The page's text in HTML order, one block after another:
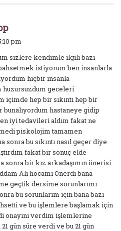
d
d
i
k
i
:
pm
sizlere kendimle ilgili bazı
istiyorum ben insanlarla
hiçbir insanla
huzursuzdum geceleri
içimde hep bir sıkıntı hep bir
bunalıyordum hastaneye gidip
iyi tedavileri aldım fakat ne
piskolojim tamamen
sonra bu sıkıntı nasıl geçer diye
fakat bir sonuç elde
sonra bir kız arkadaşımın önerisi
Ali hocamı Önerdi bana
geçtik dersime sorunlarımı
bu sorunlarım için bana bazı
ve bu işlemlere başlamak için
onayını verdim işlemlerine
21 gün süre verdi ve bu 21 gün